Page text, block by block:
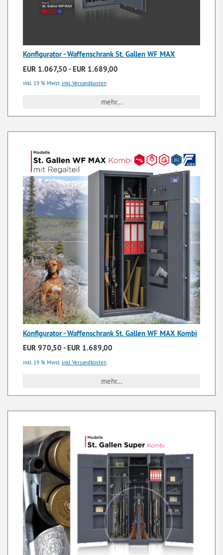
Konfigurator - Waffenschrank St. Gallen WF MAX
EUR 1.067,50 - EUR 1.689,00
inkl. 19 % Mwst. inkl. Versandkosten
mehr...
Konfigurator - Waffenschrank St. Gallen WF MAX Kombi
EUR 970,50 - EUR 1.689,00
inkl. 19 % Mwst. inkl. Versandkosten
mehr...